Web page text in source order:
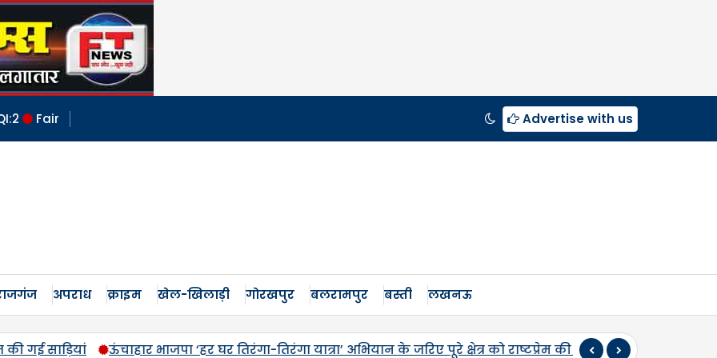
2 Fair Advertise with us
अपराध क्राइम खेल-खिलाड़ी गोरखपुर बलरामपुर बस्ती लखनऊ
‘हर घर तिरंगा-तिरंगा यात्रा’ अभियान के जरिए पूरे क्षेत्र को राष्टप्रेम की रंग में रंगने की तैयारी में है। 10 से 15 अगस्त तक